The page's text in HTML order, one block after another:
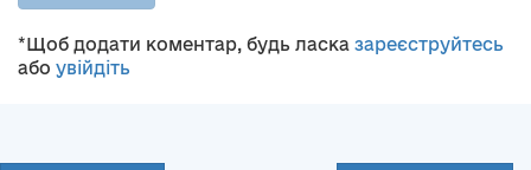
*Щоб додати коментар, будь ласка зареєструйтесь
або увійдіть